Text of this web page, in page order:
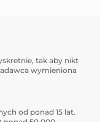
tak aby nikt
wymieniona
od ponad 15 lat.